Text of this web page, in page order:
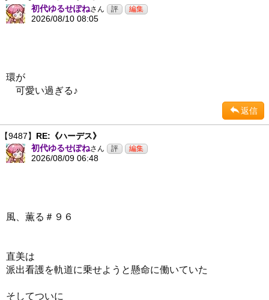
初代ゆるせぽねさん
2026/08/10 08:05
環が
可愛い過ぎる♪
返信
【9487】 RE:《ハーデス》
初代ゆるせぽねさん
2026/08/09 06:48
風、薫る＃９６
直美は
派出看護を軌道に乗せようと懸命に働いていた
そしてついに